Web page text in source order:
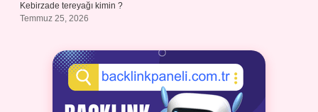
Kebirzade tereyağı kimin ?
Temmuz 25, 2026